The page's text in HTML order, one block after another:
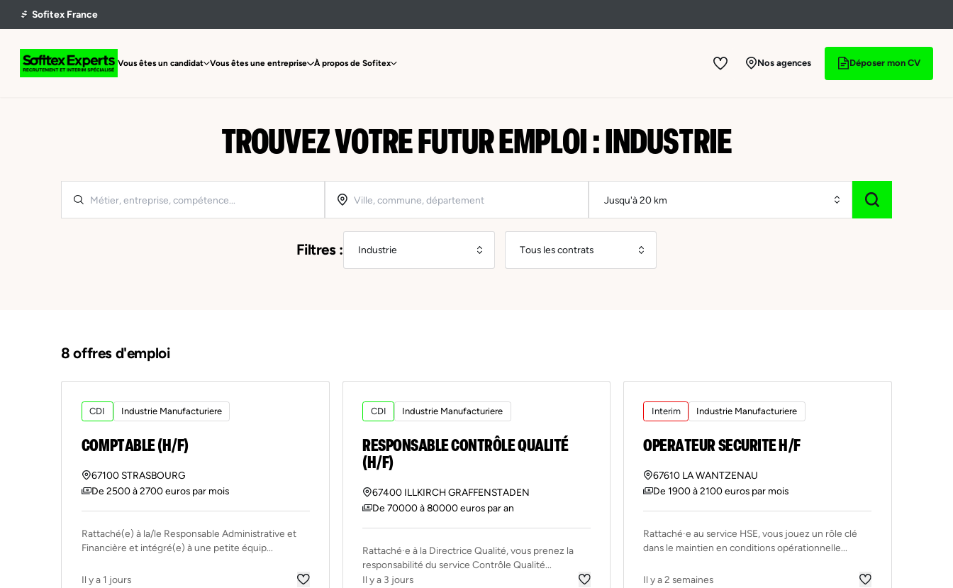
Vous êtes un candidat Vous êtes une entreprise À propos de Sofitex Nos agences Déposer mon CV
TROUVEZ VOTRE FUTUR EMPLOI : INDUSTRIE
Filtres :
8 offres d'emploi
CDI Industrie Manufacturiere
COMPTABLE (H/F)
67100 STRASBOURG
De 2500 à 2700 euros par mois
Rattaché(e) à la/le Responsable Administrative et
Financière et intégré(e) à une petite équip...
Il y a 1 jours
CDI Industrie Manufacturiere
RESPONSABLE CONTRÔLE QUALITÉ
(H/F)
67400 ILLKIRCH GRAFFENSTADEN
De 70000 à 80000 euros par an
Rattaché·e à la Directrice Qualité, vous prenez la
responsabilité du service Contrôle Qualité...
Il y a 3 jours
Interim Industrie Manufacturiere
OPERATEUR SECURITE H/F
67610 LA WANTZENAU
De 1900 à 2100 euros par mois
Rattaché·e au service HSE, vous jouez un rôle clé
dans le maintien en conditions opérationnelle...
Il y a 2 semaines